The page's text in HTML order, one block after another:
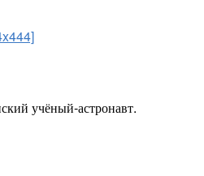
учёный-астронавт.